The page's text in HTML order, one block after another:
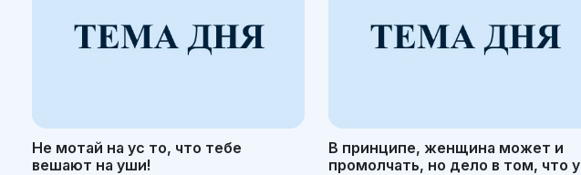
Не мотай на ус то, что тебе
вешают на уши!
В принципе, женщина может и
промолчать, но дело в том, что у